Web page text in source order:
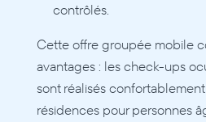
contrôlés.
Cette offre groupée mobile
avantages : les check-ups
sont réalisés
résidences pour personnes